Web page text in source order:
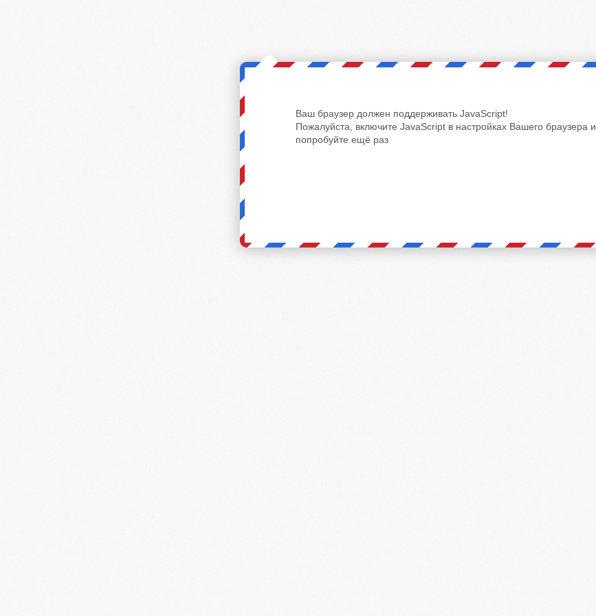
Ваш браузер должен поддерживать JavaScript!
Пожалуйста, включите JavaScript в настройках Вашего браузера и
попробуйте ещё раз